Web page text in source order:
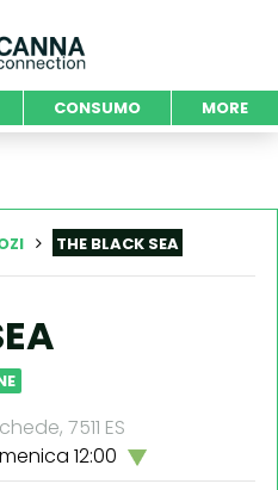
CONSUMO MORE
THE BLACK SEA
7511 ES
12:00